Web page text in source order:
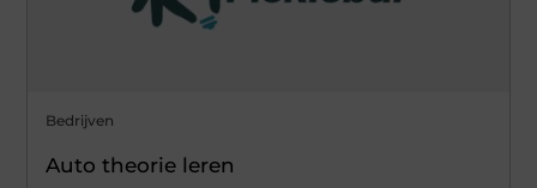
Bedrijven
Auto theorie leren